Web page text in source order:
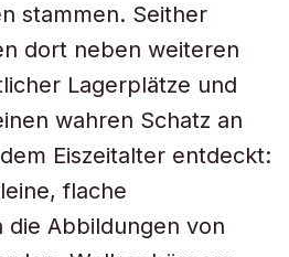
stammen. Seither
dort neben weiteren
Lagerplätze und
wahren Schatz an
Eiszeitalter entdeckt:
flache
die Abbildungen von